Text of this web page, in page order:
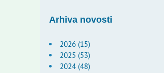
Arhiva novosti
2026 (15)
2025 (53)
2024 (48)